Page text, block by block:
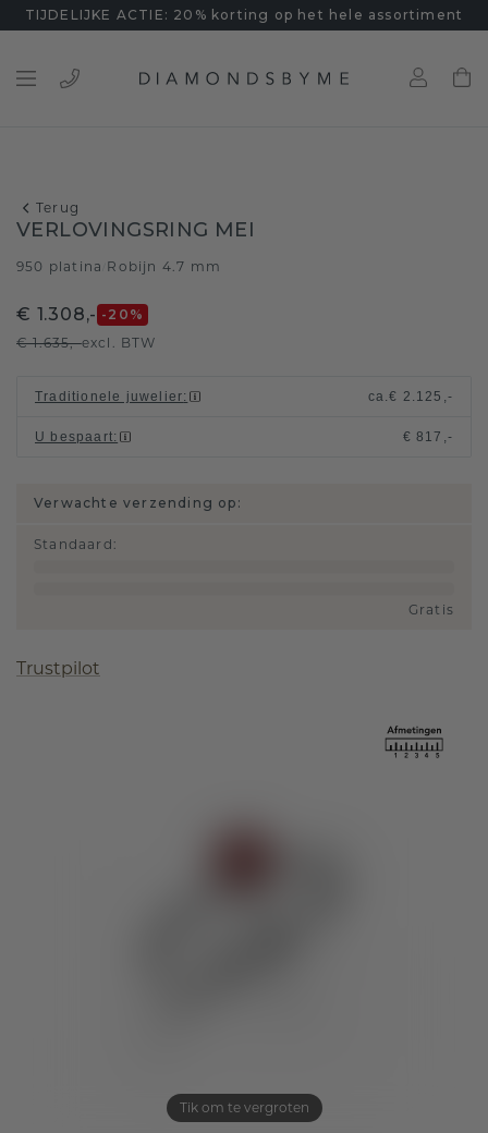
TIJDELIJKE ACTIE: 20% korting op het hele assortiment
Terug
Tik om te vergroten
VERLOVINGSRING MEI
950 platina Robijn 4.7 mm
€ 1.308,- -20 %
€ 1.635,-excl. BTW
Traditionele juwelier: ca.€ 2.125,-
U bespaart: € 817,-
Verwachte verzending op:
Standaard :
Gratis
Trustpilot